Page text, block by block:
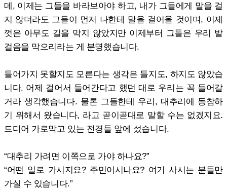
데, 이제는 그들을 바라보아야 하고, 내가 그들에게 말을 걸
지 않더라도 그들이 먼저 나한테 말을 걸어올 것이며, 이제
껏은 아무도 길을 막지 않았지만 이제부터 그들은 우리 발
걸음을 막으리라는 게 분명했습니다.
들어가지 못할지도 모른다는 생각은 들지도, 하지도 않았습
니다. 어제 걸어서 들어간다고 했던 대로 우리는 꼭 들어갈
거라 생각했습니다. 물론 그들한테 우리, 대추리에 동참하
기 위해서 왔습니다, 라고 곧이곧대로 말할 수는 없겠지요.
드디어 가로막고 있는 전경들 앞에 섰습니다.
“대추리 가려면 이쪽으로 가야 하나요?”
“어떤 일로 가시지요? 주민이시나요? 여기 사시는 분들만
가실 수 있습니다.”